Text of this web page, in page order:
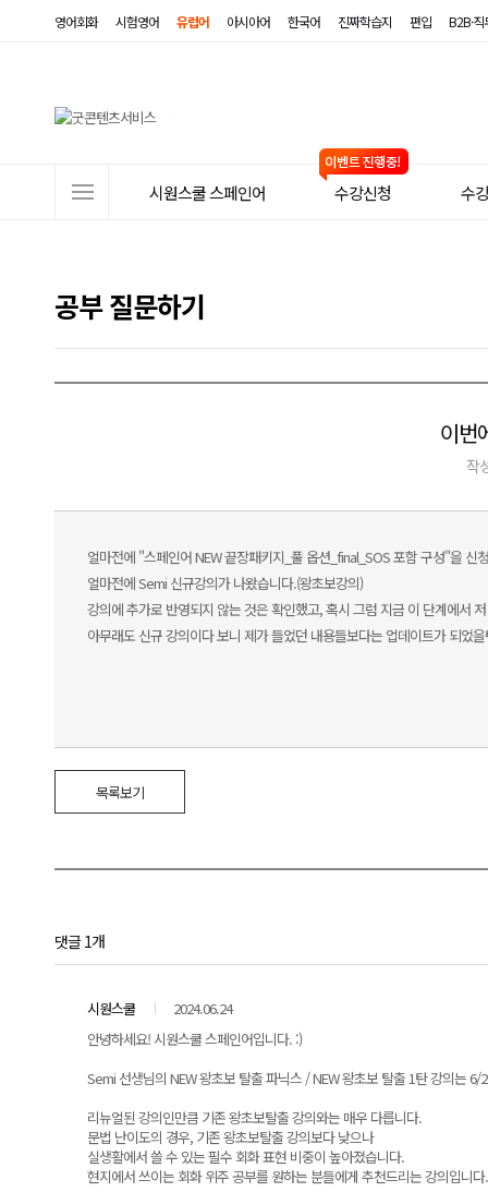
영어회화 시험영어 유럽어 아시아어 한국어 진짜학습지 편입 B2B·
뉴
시원스쿨 스페인어 수강신청 수
공부 질문하기
이번
작
얼마전에 "스페인어 NEW 끝장패키지_풀 옵션_final_SOS 포함 구성"을
얼마전에 Semi 신규강의가 나왔습니다.(왕초보강의)
강의에 추가로 반영되지 않는 것은 확인했고, 혹시 그럼 지금 이 단계에서
아무래도 신규 강의이다 보니 제가 들었던 내용들보다는 업데이트가 되었
목록보기
댓글 1개
시원스쿨
2024.06.24
안녕하세요! 시원스쿨 스페인어입니다. :)
Semi 선생님의 NEW 왕초보 탈출 파닉스 / NEW 왕초보 탈출 1탄 강의는
리뉴얼된 강의인만큼 기존 왕초보탈출 강의와는 매우 다릅니다.
문법 난이도의 경우, 기존 왕초보탈출 강의보다 낮으나
실생활에서 쓸 수 있는 필수 회화 표현 비중이 높아졌습니다.
현지에서 쓰이는 회화 위주 공부를 원하는 분들에게 추천드리는 강의입니다.